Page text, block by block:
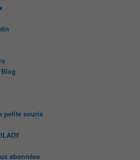
petite souris
abonnées